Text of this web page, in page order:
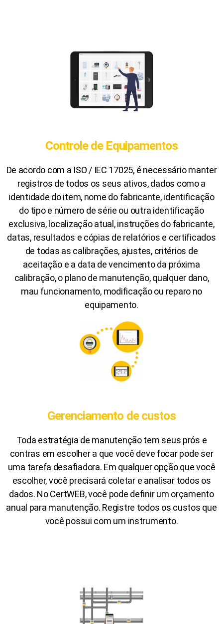
Controle de Equipamentos
De acordo com a ISO / IEC 17025, é necessário manter
registros de todos os seus ativos, dados como a
identidade do item, nome do fabricante, identificação
do tipo e número de série ou outra identificação
exclusiva, localização atual, instruções do fabricante,
datas, resultados e cópias de relatórios e certificados
de todas as calibrações, ajustes, critérios de
aceitação e a data de vencimento da próxima
calibração, o plano de manutenção, qualquer dano,
mau funcionamento, modificação ou reparo no
equipamento.
Gerenciamento de custos
Toda estratégia de manutenção tem seus prós e
contras em escolher a que você deve focar pode ser
uma tarefa desafiadora. Em qualquer opção que você
escolher, você precisará coletar e analisar todos os
dados. No CertWEB, você pode definir um orçamento
anual para manutenção. Registre todos os custos que
você possui com um instrumento.